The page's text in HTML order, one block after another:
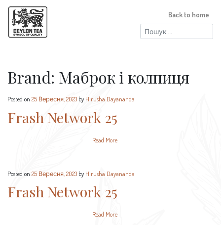
Пошук:
Back to home
Brand: Маброк і колпиця
Posted on 25 Вересня, 2023 by Hirusha Dayananda
Frash Network 25
Read More
Posted on 25 Вересня, 2023 by Hirusha Dayananda
Frash Network 25
Read More